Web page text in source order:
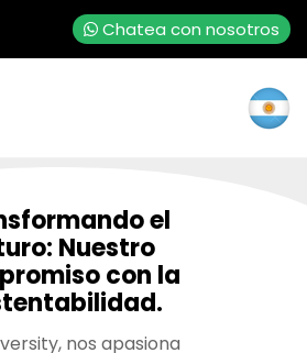
Chatea con nosotros
el
Nuestro
con la
nos apasiona